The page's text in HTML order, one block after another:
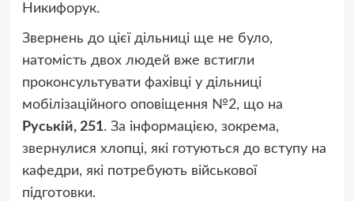
Никифорук.
Звернень до цієї дільниці ще не було,
натомість двох людей вже встигли
проконсультувати фахівці у дільниці
мобілізаційного оповіщення №2, що на
Руській, 251. За інформацією, зокрема,
звернулися хлопці, які готуються до вступу на
кафедри, які потребують військової
підготовки.